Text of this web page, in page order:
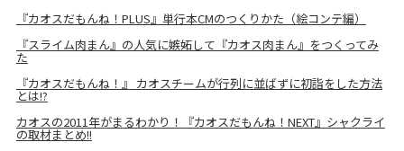
『カオスだもんね！PLUS』単行本CMのつくりかた（絵コンテ編）
『スライム肉まん』の人気に嫉妬して『カオス肉まん』をつくってみ
た
『カオスだもんね！』 カオスチームが行列に並ばずに初詣をした方法
とは!?
カオスの2011年がまるわかり！『カオスだもんね！NEXT』シャクライ
の取材まとめ!!